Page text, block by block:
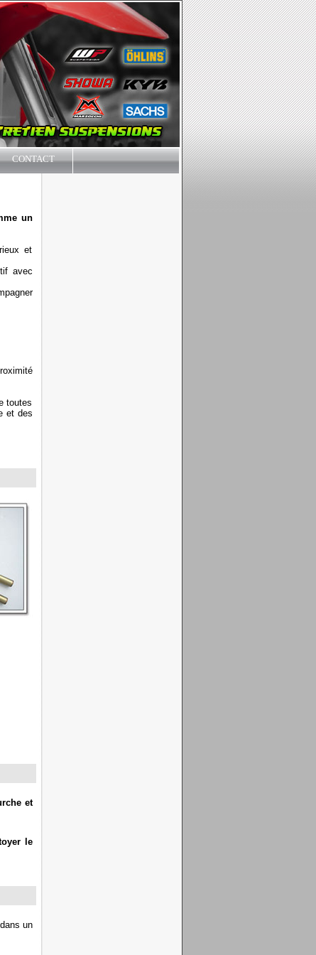
CONTACT
un
et
avec
toutes
et des
et
le
un